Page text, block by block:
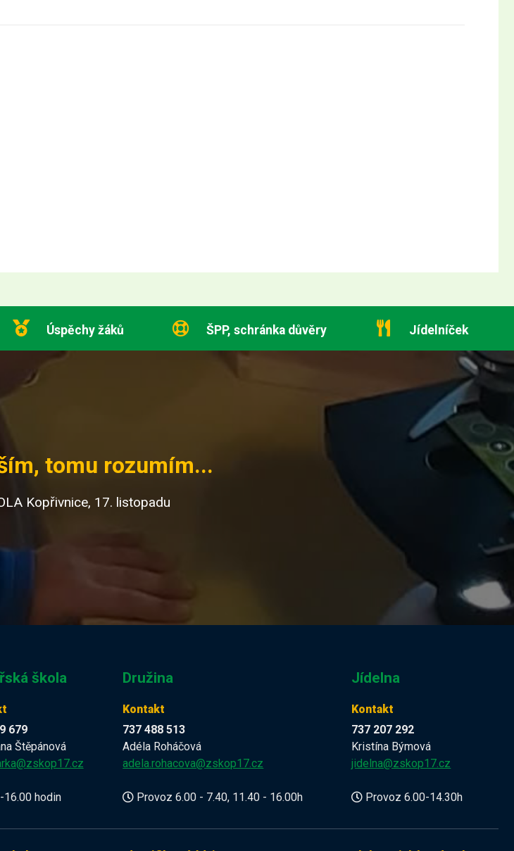
Úspěchy žáků ŠPP, schránka důvěry Jídelníček
tomu rozumím...
Kopřivnice, 17. listopadu
škola
679
Štěpánová
hodin
Družina
Kontakt
737 488 513
Adéla Roháčová
adela.rohacova@zskop17.cz
Provoz 6.00 - 7.40, 11.40 - 16.00h
Jídelna
Kontakt
737 207 292
Kristína Býmová
jidelna@zskop17.cz
Provoz 6.00-14.30h